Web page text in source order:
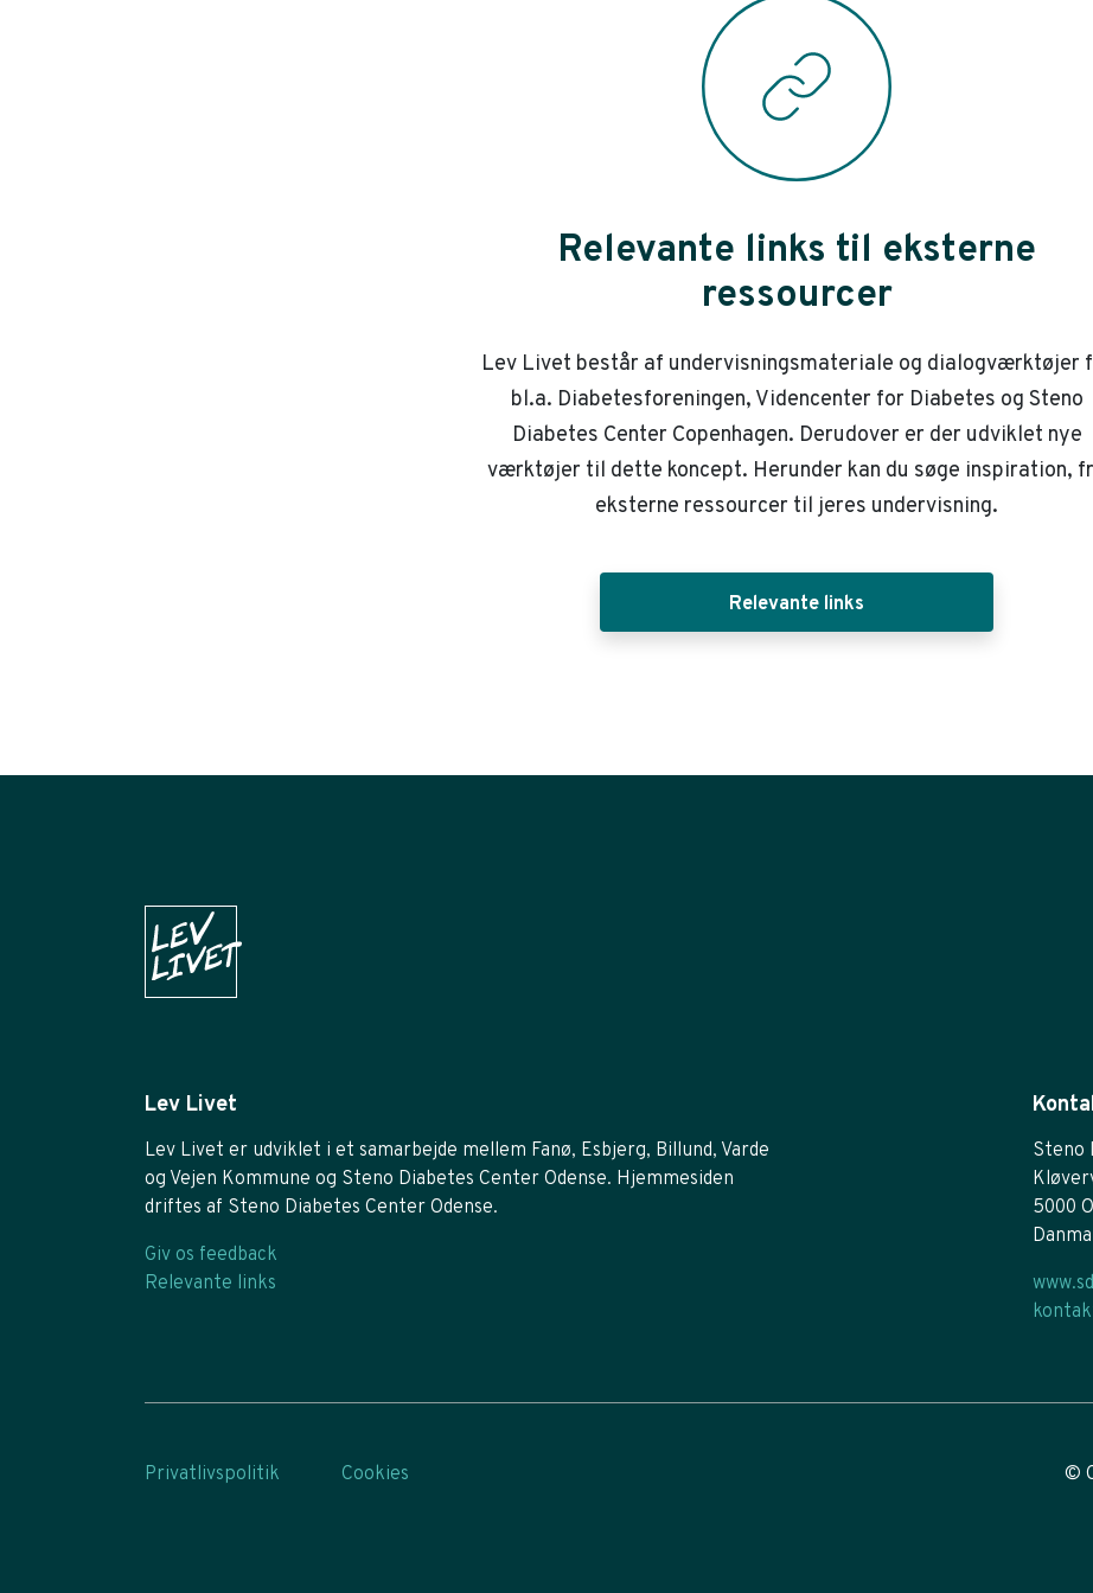
Relevante links til eksterne
ressourcer
Lev Livet består af undervisningsmateriale og dialogværktøjer
bl.a. Diabetesforeningen, Videncenter for Diabetes og Steno
Diabetes Center Copenhagen. Derudover er der udviklet nye
værktøjer til dette koncept. Herunder kan du søge inspiration,
eksterne ressourcer til jeres undervisning.
Relevante links
Lev Livet
Lev Livet er udviklet i et samarbejde mellem Fanø, Esbjerg, Billund, Varde
og Vejen Kommune og Steno Diabetes Center Odense. Hjemmesiden
driftes af Steno Diabetes Center Odense.
Giv os feedback
Relevante links
Steno
5000
Privatlivspolitik Cookies ©